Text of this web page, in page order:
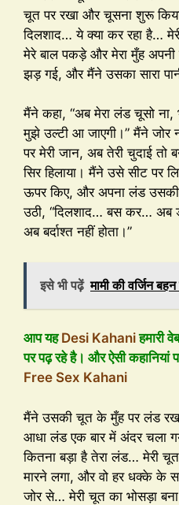
चूत पर रखा और चूसना शुरू
दिलशाद… ये क्या कर रहा है…
मेरे बाल पकड़े और मेरा मुँह अपनी
झड़ गई, और मैंने उसका सारा
मैंने कहा, “अब मेरा लंड चूसो ना,
मुझे उल्टी आ जाएगी।” मैंने जोर
पर मेरी जान, अब तेरी चुदाई तो
सिर हिलाया। मैंने उसे सीट पर
ऊपर किए, और अपना लंड
उठी, “दिलशाद… बस कर… अब
अब बर्दाश्त नहीं होता।”
इसे भी पढ़ें मामी की वर्जिन
आप यहDesi Kahaniहमारी
पर पढ़ रहे है। और ऐसी कहानियां
Free Sex Kahani
मैंने उसकी चूत के मुँह पर लंड
आधा लंड एक बार में अंदर चला
कितना बड़ा है तेरा लंड… मेरी
मारने लगा, और वो हर धक्के के
जोर से… मेरी चूत का भोसड़ा